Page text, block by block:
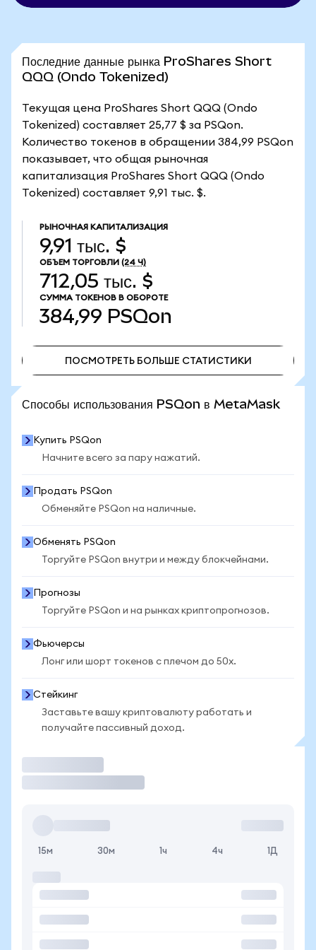
Последние данные рынка ProShares Short
QQQ (Ondo Tokenized)
Текущая цена ProShares Short QQQ (Ondo
Tokenized) составляет 25,77 $ за PSQon.
Количество токенов в обращении 384,99 PSQon
показывает, что общая рыночная
капитализация ProShares Short QQQ (Ondo
Tokenized) составляет 9,91 тыс. $.
РЫНОЧНАЯ КАПИТАЛИЗАЦИЯ
9,91 тыс. $
ОБЪЕМ ТОРГОВЛИ (24 Ч)
712,05 тыс. $
СУММА ТОКЕНОВ В ОБОРОТЕ
384,99 PSQon
ПОСМОТРЕТЬ БОЛЬШЕ СТАТИСТИКИ
Способы использования PSQon в MetaMask
Купить PSQon
Начните всего за пару нажатий.
Продать PSQon
Обменяйте PSQon на наличные.
Обменять PSQon
Торгуйте PSQon внутри и между блокчейнами.
Прогнозы
Торгуйте PSQon и на рынках криптопрогнозов.
Фьючерсы
Лонг или шорт токенов с плечом до 50x.
Стейкинг
Заставьте вашу криптовалюту работать и
получайте пассивный доход.
15м 30м 1ч 4ч 1Д